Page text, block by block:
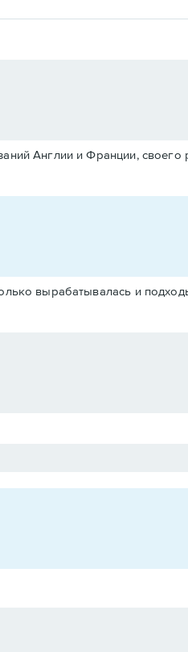
Англии и Франции, своего
вырабатывалась и